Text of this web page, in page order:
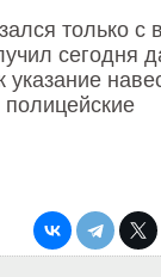
только с
сегодня